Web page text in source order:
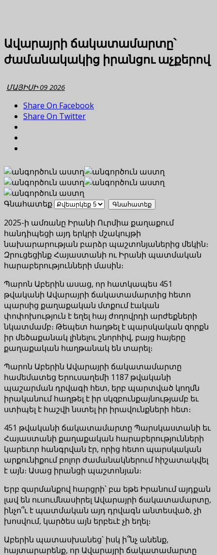
Ավարայրի ճակատամարտը՝
ժամանակակից իրանցու աչքերով
ՄԱՅԻՍԻ 09 2026
Share On Facebook
Share On Twitter
Գնահատեք
2025-ի ամռանը Իրանի Ուրմիա քաղաքում
հանդիպեցի այդ երկրի մշակույթի
նախարարության բարձր պաշտոնյաներից մեկին։
Զրուցեցինք Հայաստանի ու Իրանի պատմական
հարաբերությունների մասին։
Պարոն Աբերին ասաց, որ հատկապես 451
թվականի Ավարայրի ճակատամարտից հետո
պարսից քաղաքական մտքում էական
փոփոխություն է եղել հայ ժողովրդի արժեքների
նկատմամբ։ Թեպետ հաղթել է պարսկական զորքն
իր մեծաքանակ լինելու շնորհիվ, բայց հայերը
քաղաքական հաղթանակ են տարել։
Պարոն Աբերին Ավարայրի ճակատամարտը
համեմատեց Երուսաղեմի 1187 թվականի
պաշարման դրվագի հետ, երբ պարտված կողմն
իրականում հաղթել է իր սկզբունքայնությամբ եւ
ստիպել է հաշվի նստել իր իրավունքների հետ։
451 թվականի ճակատամարտը Պարսկաստանի եւ
Հայաստանի քաղաքական հարաբերությունների
կարեւոր հանգրվան էր, որից հետո պարսկական
արքունիքում բոլոր ժամանակներում հիշատակվել
է այն։ Ասաց իրանցի պաշտոնյան։
Երբ զարմանքով հարցրի՝ բա եթե Իրանում այդքան
լավ են ուսումնասիրել Ավարայրի ճակատամարտը,
ինչո՞ւ է պատմական այդ դրվագն անտեսված, չի
խոսվում, կարծես այն երբեւէ չի եղել։
Աբերին պատասխանեց՝ իսկ ի՞նչ անենք,
հայտարարենք, որ Ավարայրի ճակատամարտը